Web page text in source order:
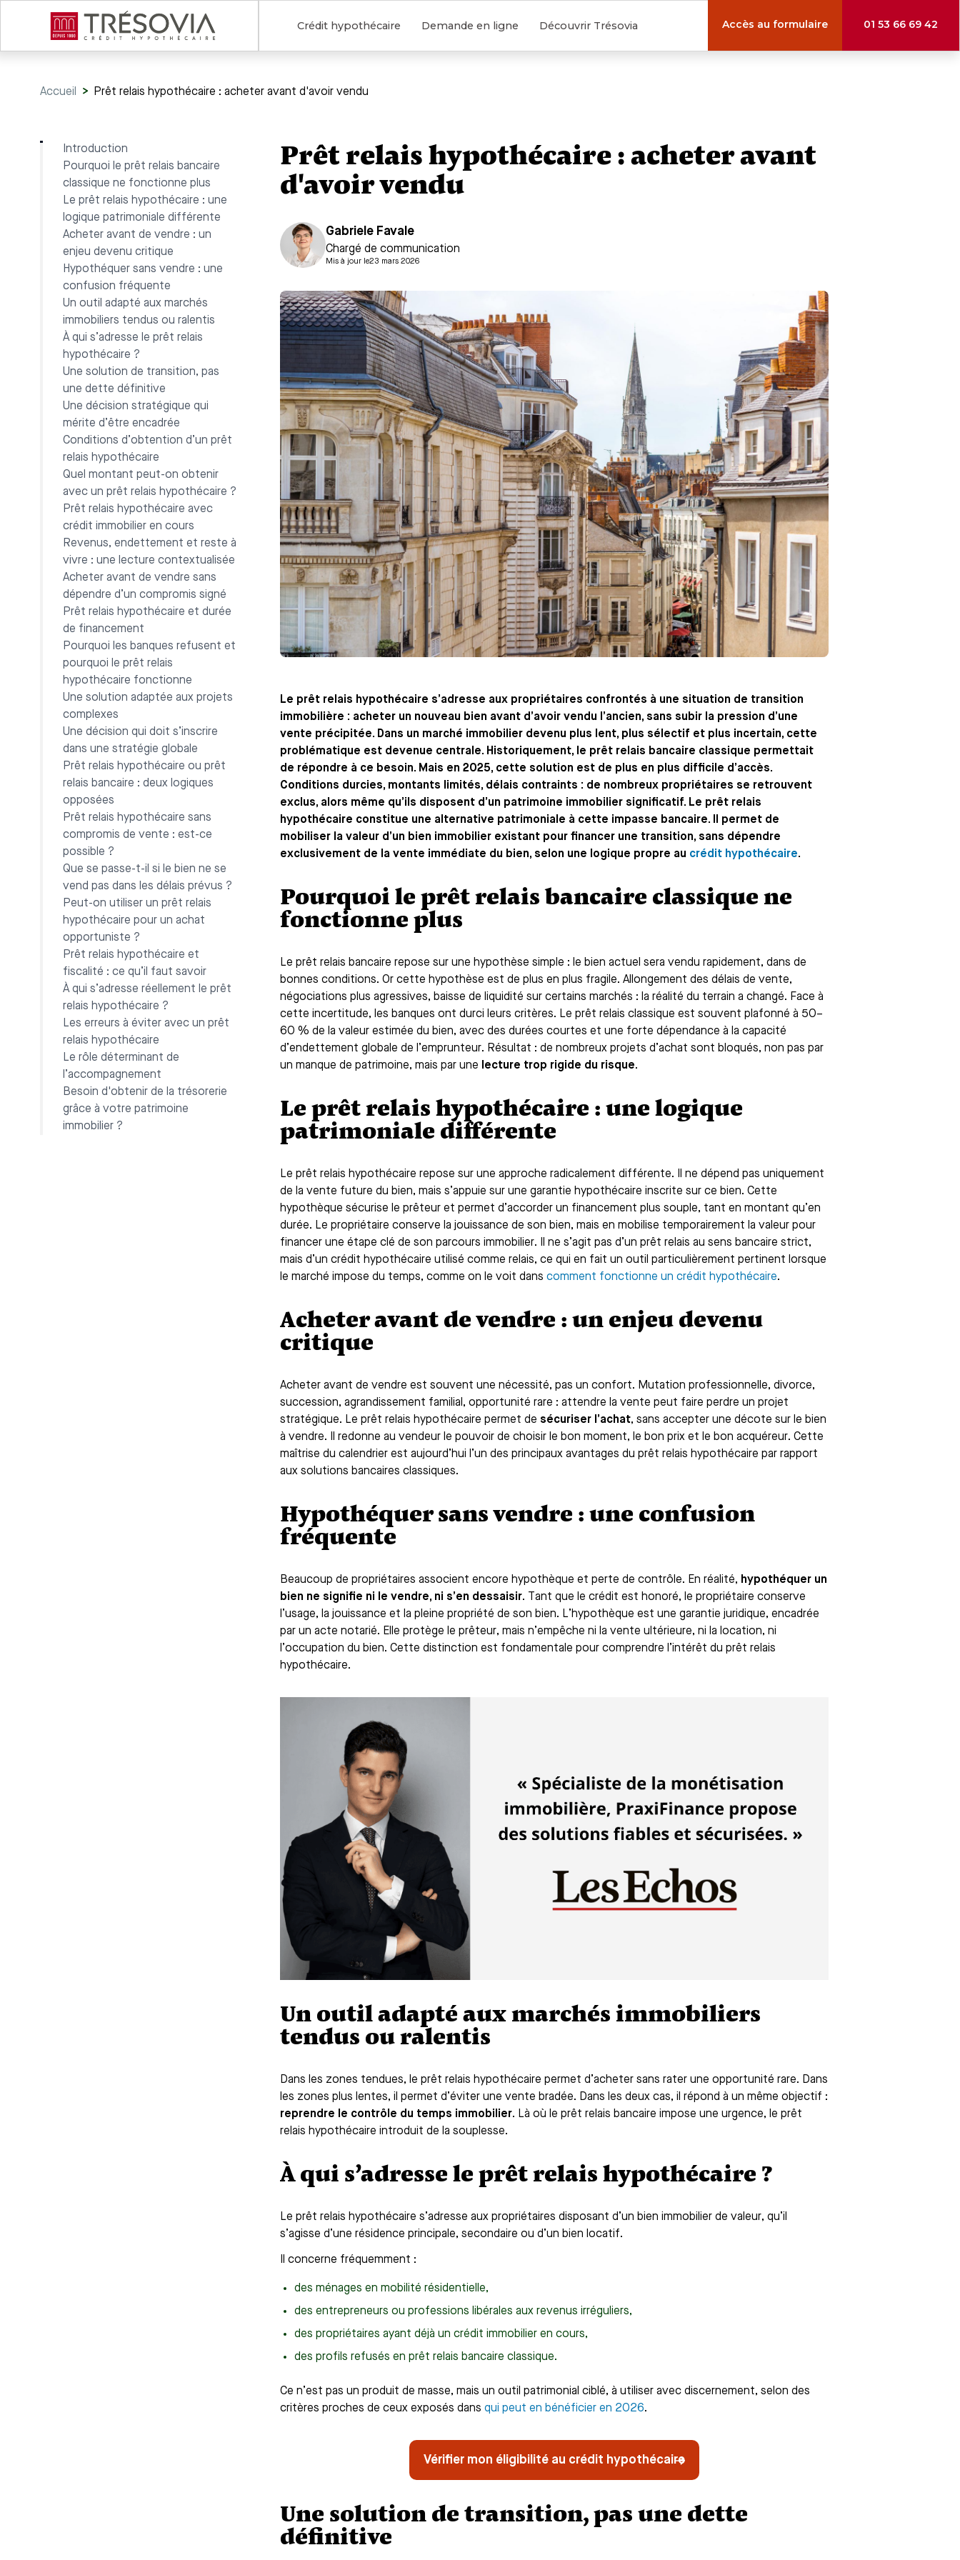
Crédit hypothécaire Demande en ligne Découvrir Trésovia Accès au formulaire 01 53 66 69 42
Accueil > Prêt relais hypothécaire : acheter avant d'avoir vendu
Introduction
Pourquoi le prêt relais bancaire
classique ne fonctionne plus
Le prêt relais hypothécaire : une
logique patrimoniale différente
Acheter avant de vendre : un
enjeu devenu critique
Hypothéquer sans vendre : une
confusion fréquente
Un outil adapté aux marchés
immobiliers tendus ou ralentis
À qui s’adresse le prêt relais
hypothécaire ?
Une solution de transition, pas
une dette définitive
Une décision stratégique qui
mérite d’être encadrée
Conditions d’obtention d’un prêt
relais hypothécaire
Quel montant peut-on obtenir
avec un prêt relais hypothécaire ?
Prêt relais hypothécaire avec
crédit immobilier en cours
Revenus, endettement et reste à
vivre : une lecture contextualisée
Acheter avant de vendre sans
dépendre d’un compromis signé
Prêt relais hypothécaire et durée
de financement
Pourquoi les banques refusent et
pourquoi le prêt relais
hypothécaire fonctionne
Une solution adaptée aux projets
complexes
Une décision qui doit s’inscrire
dans une stratégie globale
Prêt relais hypothécaire ou prêt
relais bancaire : deux logiques
opposées
Prêt relais hypothécaire sans
compromis de vente : est-ce
possible ?
Que se passe-t-il si le bien ne se
vend pas dans les délais prévus ?
Peut-on utiliser un prêt relais
hypothécaire pour un achat
opportuniste ?
Prêt relais hypothécaire et
fiscalité : ce qu’il faut savoir
À qui s’adresse réellement le prêt
relais hypothécaire ?
Les erreurs à éviter avec un prêt
relais hypothécaire
Le rôle déterminant de
l’accompagnement
Besoin d'obtenir de la trésorerie
grâce à votre patrimoine
immobilier ?
Prêt relais hypothécaire : acheter avant
d'avoir vendu
Gabriele Favale
Chargé de communication
Mis à jour le23 mars 2026
Le prêt relais hypothécaire s’adresse aux propriétaires confrontés à une situation de transition
immobilière : acheter un nouveau bien avant d’avoir vendu l’ancien, sans subir la pression d’une
vente précipitée. Dans un marché immobilier devenu plus lent, plus sélectif et plus incertain, cette
problématique est devenue centrale. Historiquement, le prêt relais bancaire classique permettait
de répondre à ce besoin. Mais en 2025, cette solution est de plus en plus difficile d’accès.
Conditions durcies, montants limités, délais contraints : de nombreux propriétaires se retrouvent
exclus, alors même qu’ils disposent d’un patrimoine immobilier significatif. Le prêt relais
hypothécaire constitue une alternative patrimoniale à cette impasse bancaire. Il permet de
mobiliser la valeur d’un bien immobilier existant pour financer une transition, sans dépendre
exclusivement de la vente immédiate du bien, selon une logique propre au crédit hypothécaire.
Pourquoi le prêt relais bancaire classique ne
fonctionne plus
Le prêt relais bancaire repose sur une hypothèse simple : le bien actuel sera vendu rapidement, dans de
bonnes conditions. Or cette hypothèse est de plus en plus fragile. Allongement des délais de vente,
négociations plus agressives, baisse de liquidité sur certains marchés : la réalité du terrain a changé. Face à
cette incertitude, les banques ont durci leurs critères. Le prêt relais classique est souvent plafonné à 50–
60 % de la valeur estimée du bien, avec des durées courtes et une forte dépendance à la capacité
d’endettement globale de l’emprunteur. Résultat : de nombreux projets d’achat sont bloqués, non pas par
un manque de patrimoine, mais par une
lecture trop rigide du risque.
Le prêt relais hypothécaire : une logique
patrimoniale différente
Le prêt relais hypothécaire repose sur une approche radicalement différente. Il ne dépend pas uniquement
de la vente future du bien, mais s’appuie sur une garantie hypothécaire inscrite sur ce bien. Cette
hypothèque sécurise le prêteur et permet d’accorder un financement plus souple, tant en montant qu’en
durée. Le propriétaire conserve la jouissance de son bien, mais en mobilise temporairement la valeur pour
financer une étape clé de son parcours immobilier. Il ne s’agit pas d’un prêt relais au sens bancaire strict,
mais d’un crédit hypothécaire utilisé comme relais, ce qui en fait un outil particulièrement pertinent lorsque
le marché impose du temps, comme on le voit dans comment fonctionne un crédit hypothécaire.
Acheter avant de vendre : un enjeu devenu
critique
Acheter avant de vendre est souvent une nécessité, pas un confort. Mutation professionnelle, divorce,
succession, agrandissement familial, opportunité rare : attendre la vente peut faire perdre un projet
stratégique. Le prêt relais hypothécaire permet de sécuriser l’achat, sans accepter une décote sur le bien
à vendre. Il redonne au vendeur le pouvoir de choisir le bon moment, le bon prix et le bon acquéreur. Cette
maîtrise du calendrier est aujourd’hui l’un des principaux avantages du prêt relais hypothécaire par rapport
aux solutions bancaires classiques.
Hypothéquer sans vendre : une confusion
fréquente
Beaucoup de propriétaires associent encore hypothèque et perte de contrôle. En réalité, hypothéquer un
bien ne signifie ni le vendre, ni s’en dessaisir. Tant que le crédit est honoré, le propriétaire conserve
l’usage, la jouissance et la pleine propriété de son bien. L’hypothèque est une garantie juridique, encadrée
par un acte notarié. Elle protège le prêteur, mais n’empêche ni la vente ultérieure, ni la location, ni
l’occupation du bien. Cette distinction est fondamentale pour comprendre l’intérêt du prêt relais
hypothécaire.
Un outil adapté aux marchés immobiliers
tendus ou ralentis
Dans les zones tendues, le prêt relais hypothécaire permet d’acheter sans rater une opportunité rare. Dans
les zones plus lentes, il permet d’éviter une vente bradée. Dans les deux cas, il répond à un même objectif :
reprendre le contrôle du temps immobilier. Là où le prêt relais bancaire impose une urgence, le prêt
relais hypothécaire introduit de la souplesse.
À qui s’adresse le prêt relais hypothécaire ?
Le prêt relais hypothécaire s’adresse aux propriétaires disposant d’un bien immobilier de valeur, qu’il
s’agisse d’une résidence principale, secondaire ou d’un bien locatif.
Il concerne fréquemment :
des ménages en mobilité résidentielle,
des entrepreneurs ou professions libérales aux revenus irréguliers,
des propriétaires ayant déjà un crédit immobilier en cours,
des profils refusés en prêt relais bancaire classique.
Ce n’est pas un produit de masse, mais un outil patrimonial ciblé, à utiliser avec discernement, selon des
critères proches de ceux exposés dans qui peut en bénéficier en 2026.
Vérifier mon éligibilité au crédit hypothécaire
Une solution de transition, pas une dette
définitive